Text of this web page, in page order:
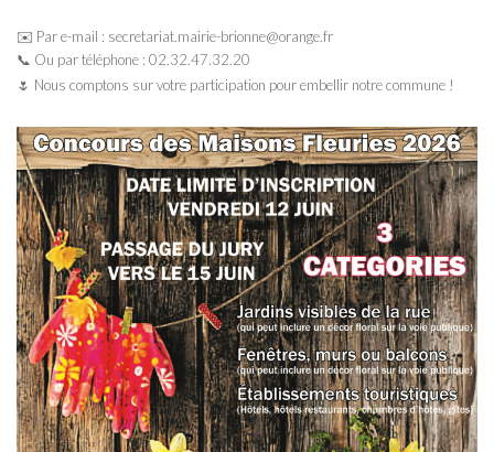
✉️ Par e-mail : secretariat.mairie-brionne@orange.fr
📞 Ou par téléphone : 02.32.47.32.20
🌷 Nous comptons sur votre participation pour embellir notre commune !